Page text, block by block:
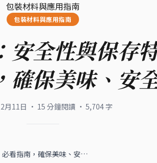
包裝材料與應用指南
包裝材料與應用指南
安全性與保存
確保美味、安
月11日 · 15 分鐘閱讀 · 5,704字
必看指南，確保美味、安…